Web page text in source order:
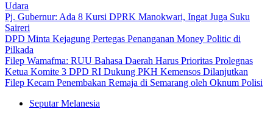
Udara
Pj. Gubernur: Ada 8 Kursi DPRK Manokwari, Ingat Juga Suku
Saireri
DPD Minta Kejagung Pertegas Penanganan Money Politic di
Pilkada
Filep Wamafma: RUU Bahasa Daerah Harus Prioritas Prolegnas
Ketua Komite 3 DPD RI Dukung PKH Kemensos Dilanjutkan
Filep Kecam Penembakan Remaja di Semarang oleh Oknum Polisi
Seputar Melanesia